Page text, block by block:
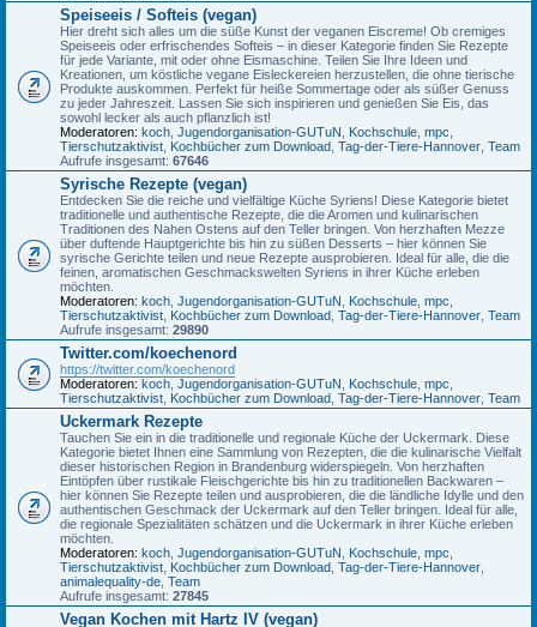
Speiseeis / Softeis (vegan)
Hier dreht sich alles um die süße Kunst der veganen Eiscreme! Ob cremiges
Speiseeis oder erfrischendes Softeis – in dieser Kategorie finden Sie Rezepte
für jede Variante, mit oder ohne Eismaschine. Teilen Sie Ihre Ideen und
Kreationen, um köstliche vegane Eisleckereien herzustellen, die ohne tierische
Produkte auskommen. Perfekt für heiße Sommertage oder als süßer Genuss
zu jeder Jahreszeit. Lassen Sie sich inspirieren und genießen Sie Eis, das
sowohl lecker als auch pflanzlich ist!
Moderatoren: koch Jugendorganisation-GUTuN Kochschule mpc
Tierschutzaktivist Kochbücher zum Download Tag-der-Tiere-Hannover Team
Aufrufe insgesamt: 67646
Syrische Rezepte (vegan)
Entdecken Sie die reiche und vielfältige Küche Syriens! Diese Kategorie bietet
traditionelle und authentische Rezepte, die die Aromen und kulinarischen
Traditionen des Nahen Ostens auf den Teller bringen. Von herzhaften Mezze
über duftende Hauptgerichte bis hin zu süßen Desserts – hier können Sie
syrische Gerichte teilen und neue Rezepte ausprobieren. Ideal für alle, die die
feinen, aromatischen Geschmackswelten Syriens in ihrer Küche erleben
möchten.
Moderatoren: koch Jugendorganisation-GUTuN Kochschule mpc
Tierschutzaktivist Kochbücher zum Download Tag-der-Tiere-Hannover Team
Aufrufe insgesamt: 29890
Twitter.com/koechenord
https://twitter.com/koechenord
Moderatoren: koch Jugendorganisation-GUTuN Kochschule mpc
Tierschutzaktivist Kochbücher zum Download Tag-der-Tiere-Hannover Team
Uckermark Rezepte
Tauchen Sie ein in die traditionelle und regionale Küche der Uckermark. Diese
Kategorie bietet Ihnen eine Sammlung von Rezepten, die die kulinarische Vielfalt
dieser historischen Region in Brandenburg widerspiegeln. Von herzhaften
Eintöpfen über rustikale Fleischgerichte bis hin zu traditionellen Backwaren –
hier können Sie Rezepte teilen und ausprobieren, die die ländliche Idylle und den
authentischen Geschmack der Uckermark auf den Teller bringen. Ideal für alle,
die regionale Spezialitäten schätzen und die Uckermark in ihrer Küche erleben
möchten.
Moderatoren: koch Jugendorganisation-GUTuN Kochschule mpc
Tierschutzaktivist Kochbücher zum Download Tag-der-Tiere-Hannover
animalequality-de Team
Aufrufe insgesamt: 27845
Vegan Kochen mit Hartz IV (vegan)